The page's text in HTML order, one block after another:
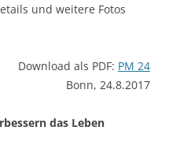
und weitere Fotos
Download als PDF: PM 24
Bonn, 24.8.2017
das Leben